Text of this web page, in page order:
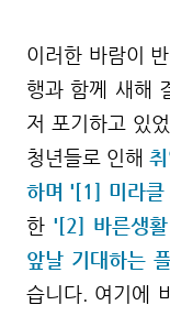
이러한 바람이
행과 함께 새해
저포기하고 있
청년들로 인해
하며 '[1] 미라클
한 '[2] 바른생
앞날 기대하는
습니다. 여기에